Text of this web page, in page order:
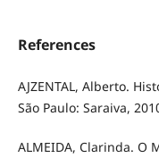
References
AJZENTAL, Alberto.
São Paulo: Saraiva,
ALMEIDA, Clarinda. O